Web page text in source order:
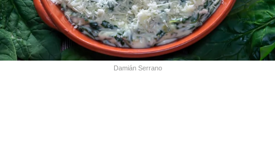
Damián Serrano